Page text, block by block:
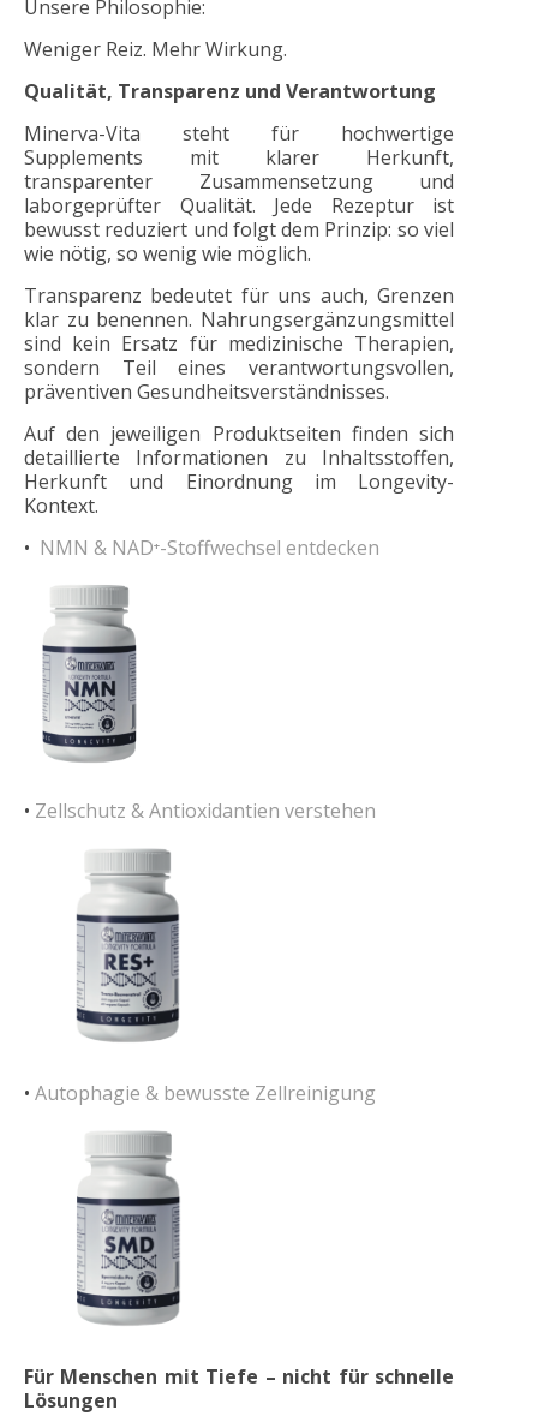
Unsere Philosophie:
Weniger Reiz. Mehr Wirkung.
Qualität, Transparenz und Verantwortung
Minerva-Vita steht für hochwertige
Supplements mit klarer Herkunft,
transparenter Zusammensetzung und
laborgeprüfter Qualität. Jede Rezeptur ist
bewusst reduziert und folgt dem Prinzip: so viel
wie nötig, so wenig wie möglich.
Transparenz bedeutet für uns auch, Grenzen
klar zu benennen. Nahrungsergänzungsmittel
sind kein Ersatz für medizinische Therapien,
sondern Teil eines verantwortungsvollen,
präventiven Gesundheitsverständnisses.
Auf den jeweiligen Produktseiten finden sich
detaillierte Informationen zu Inhaltsstoffen,
Herkunft und Einordnung im Longevity-
Kontext.
• NMN & NAD⁺-Stoffwechsel entdecken
• Zellschutz & Antioxidantien verstehen
• Autophagie & bewusste Zellreinigung
Für Menschen mit Tiefe – nicht für schnelle
Lösungen